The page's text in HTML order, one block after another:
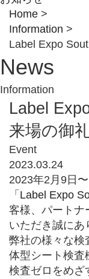
Home>
Information >
Label Expo
News
Information
Label
来場の御
Event
2023.03.24
2023年2月9日
「 Label Expo
客様、パートナ
いただき誠にあ
弊社の様々な検
体型シート検査
検査ゼロをめざ